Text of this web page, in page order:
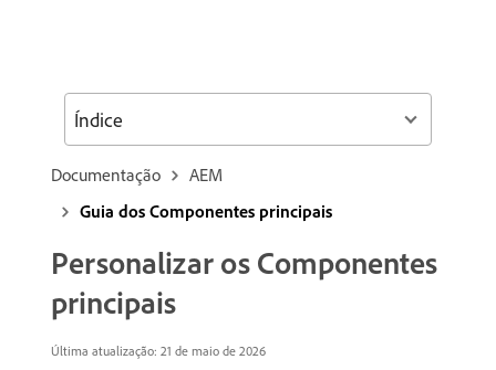
Documentação
AEM
Guia dos Componentes principais
Personalizar os Componentes
principais
Última atualização: 21 de maio de 2026
Índice